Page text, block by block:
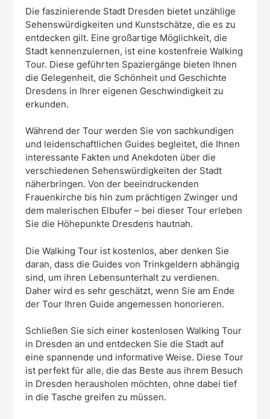
Die faszinierende Stadt Dresden bietet unzählige
Sehenswürdigkeiten und Kunstschätze, die es zu
entdecken gilt. Eine großartige Möglichkeit, die
Stadt kennenzulernen, ist eine kostenfreie Walking
Tour. Diese geführten Spaziergänge bieten Ihnen
die Gelegenheit, die Schönheit und Geschichte
Dresdens in Ihrer eigenen Geschwindigkeit zu
erkunden.
Während der Tour werden Sie von sachkundigen
und leidenschaftlichen Guides begleitet, die Ihnen
interessante Fakten und Anekdoten über die
verschiedenen Sehenswürdigkeiten der Stadt
näherbringen. Von der beeindruckenden
Frauenkirche bis hin zum prächtigen Zwinger und
dem malerischen Elbufer – bei dieser Tour erleben
Sie die Höhepunkte Dresdens hautnah.
Die Walking Tour ist kostenlos, aber denken Sie
daran, dass die Guides von Trinkgeldern abhängig
sind, um ihren Lebensunterhalt zu verdienen.
Daher wird es sehr geschätzt, wenn Sie am Ende
der Tour Ihren Guide angemessen honorieren.
Schließen Sie sich einer kostenlosen Walking Tour
in Dresden an und entdecken Sie die Stadt auf
eine spannende und informative Weise. Diese Tour
ist perfekt für alle, die das Beste aus ihrem Besuch
in Dresden herausholen möchten, ohne dabei tief
in die Tasche greifen zu müssen.